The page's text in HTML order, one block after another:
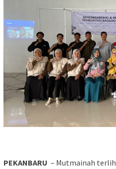
PEKANBARU – Mutmainah